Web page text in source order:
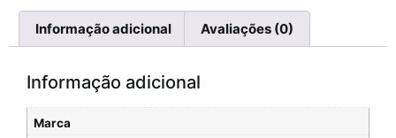
Informação adicional Avaliações (0)
Informação adicional
Marca